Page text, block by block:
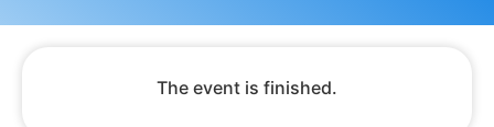
The event is finished.